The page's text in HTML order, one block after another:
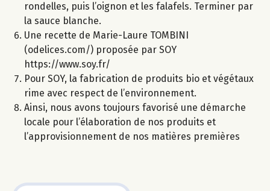
rondelles, puis l’oignon et les falafels. Terminer par
la sauce blanche.
Une recette de Marie-Laure TOMBINI
(odelices.com/) proposée par SOY
https://www.soy.fr/
Pour SOY, la fabrication de produits bio et végétaux
rime avec respect de l’environnement.
Ainsi, nous avons toujours favorisé une démarche
locale pour l’élaboration de nos produits et
l’approvisionnement de nos matières premières